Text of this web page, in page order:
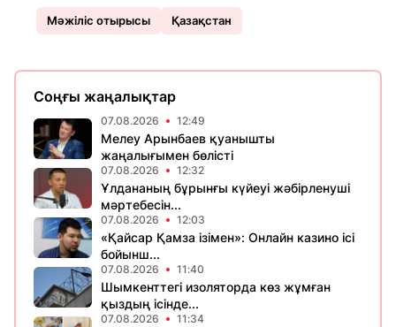
Мәжіліс отырысы Қазақстан
Соңғы жаңалықтар
07.08.2026 12:49
Мелеу Арынбаев қуанышты
жаңалығымен бөлісті
07.08.2026 12:32
Ұлдананың бұрынғы күйеуі жәбірленуші
мәртебесін...
07.08.2026 12:03
«Қайсар Қамза ізімен»: Онлайн казино ісі
бойынш...
07.08.2026 11:40
Шымкенттегі изоляторда көз жұмған
қыздың ісінде...
07.08.2026 11:34